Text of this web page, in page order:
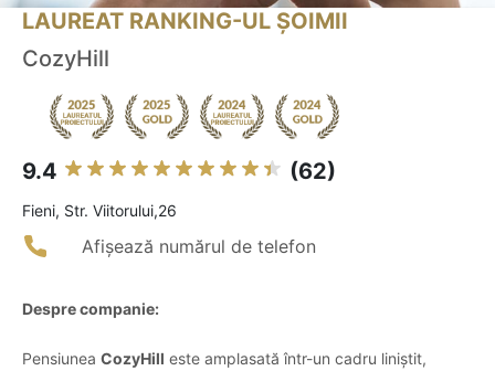
LAUREAT RANKING-UL ȘOIMII
CozyHill
9.4 (62)
Fieni, Str. Viitorului,26
Afișează numărul de telefon
Despre companie:
Pensiunea CozyHill este amplasată într-un cadru liniștit,